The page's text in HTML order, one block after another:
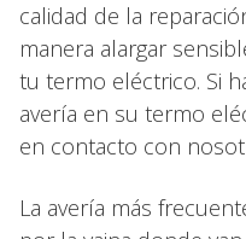
calidad de la
manera alargar
tu termo eléctrico. Si
avería en su termo
en contacto con
La avería más